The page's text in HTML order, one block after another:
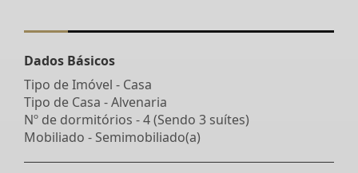
Dados Básicos
Tipo de Imóvel - Casa
Tipo de Casa - Alvenaria
Nº de dormitórios - 4 (Sendo 3 suítes)
Mobiliado - Semimobiliado(a)